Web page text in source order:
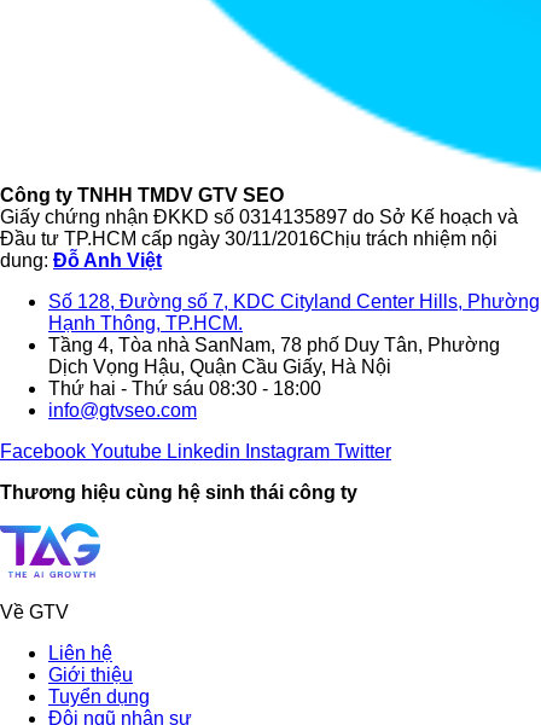
Công ty TNHH TMDV GTV SEO
Giấy chứng nhận ĐKKD số 0314135897 do Sở Kế hoạch và
Đầu tư TP.HCM cấp ngày 30/11/2016Chịu trách nhiệm nội
dung: Đỗ Anh Việt
Số 128, Đường số 7, KDC Cityland Center Hills, Phường
Hạnh Thông, TP.HCM.
Tầng 4, Tòa nhà SanNam, 78 phố Duy Tân, Phường
Dịch Vọng Hậu, Quận Cầu Giấy, Hà Nội
Thứ hai - Thứ sáu 08:30 - 18:00
info@gtvseo.com
Facebook Youtube Linkedin Instagram Twitter
Thương hiệu cùng hệ sinh thái công ty
Về GTV
Liên hệ
Giới thiệu
Tuyển dụng
Đội ngũ nhân sự